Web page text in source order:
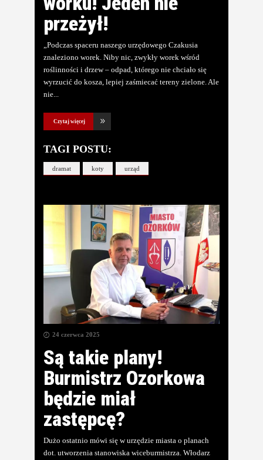
przeżył!
„Podczas spaceru naszego urzędowego Czakusia
znaleziono worek. Niby nic, zwykły worek wśród
roślinności i drzew – odpad, którego nie chciało się
wyrzucić do kosza, lepiej zaśmiecać tereny zielone. Ale
nie
Czytaj więcej
TAGI POSTU:
dramat koty urząd
24 czerwca 2025
Są takie plany!
Burmistrz Ozorkowa
będzie miał
zastępcę?
Dużo ostatnio mówi się w urzędzie miasta o planach
dot. utworzenia stanowiska wiceburmistrza. Włodarz